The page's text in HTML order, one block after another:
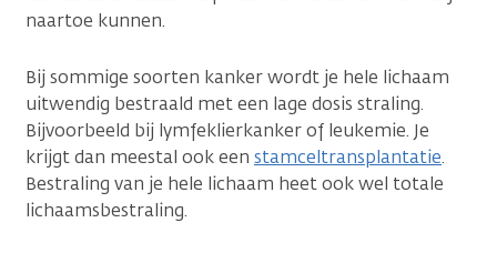
naartoe kunnen.
Bij sommige soorten kanker wordt je hele lichaam
uitwendig bestraald met een lage dosis straling.
Bijvoorbeeld bij lymfeklierkanker of leukemie. Je
krijgt dan meestal ook een stamceltransplantatie.
Bestraling van je hele lichaam heet ook wel totale
lichaamsbestraling.